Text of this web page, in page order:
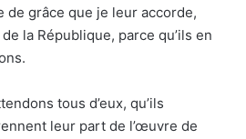
de grâce que je leur accorde,
la République, parce qu’ils en
tous d’eux, qu’ils
leur part de l’œuvre de